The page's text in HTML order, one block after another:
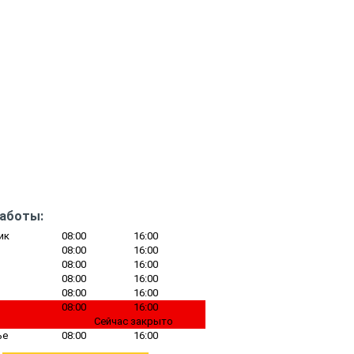
08:00
16:00
08:00
16:00
08:00
16:00
08:00
16:00
08:00
16:00
08:00
16:00
Сейчас закрыто
08:00 16:00